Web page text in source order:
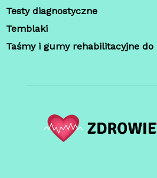
Testy diagnostyczne
Temblaki
Taśmy i gumy rehabilitacyjne do